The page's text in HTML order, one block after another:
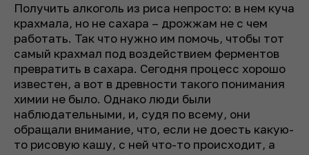
Получить алкоголь из риса непросто: в нем куча
крахмала, но не сахара – дрожжам не с чем
работать. Так что нужно им помочь, чтобы тот
самый крахмал под воздействием ферментов
превратить в сахара. Сегодня процесс хорошо
известен, а вот в древности такого понимания
химии не было. Однако люди были
наблюдательными, и, судя по всему, они
обращали внимание, что, если не доесть какую-
то рисовую кашу, с ней что-то происходит, а